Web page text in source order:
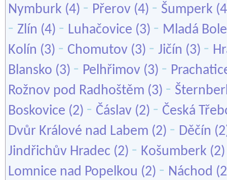
Nymburk (4) - Přerov (4) - Šumperk
- Zlín (4) - Luhačovice (3) - Mladá
Kolín (3) - Chomutov (3) - Jičín (3) -
Blansko (3) - Pelhřimov (3) -
Rožnov pod Radhoštěm (3) -
Boskovice (2) - Čáslav (2) - Česká
Dvůr Králové nad Labem (2) - Děčín
Jindřichův Hradec (2) - Košumberk
Lomnice nad Popelkou (2) - Náchod